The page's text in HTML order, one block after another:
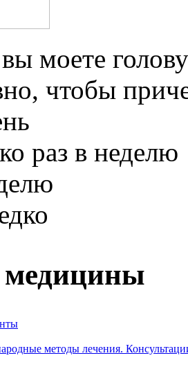
моете
чтобы
раз в неделю
медицины
методы лечения.